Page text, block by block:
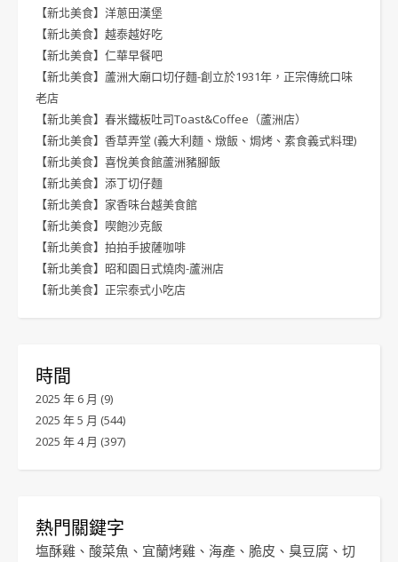
【新北美食】洋蔥田漢堡
【新北美食】越泰越好吃
【新北美食】仁華早餐吧
【新北美食】蘆洲大廟口切仔麵-創立於1931年，正宗傳統口味
老店
【新北美食】春米鐵板吐司Toast&Coffee（蘆洲店）
【新北美食】香草弄堂 (義大利麵、燉飯、焗烤、素食義式料理)
【新北美食】喜悅美食館蘆洲豬腳飯
【新北美食】添丁切仔麵
【新北美食】家香味台越美食館
【新北美食】喫飽沙克飯
【新北美食】拍拍手披薩咖啡
【新北美食】昭和園日式燒肉-蘆洲店
【新北美食】正宗泰式小吃店
時間
2025 年 6 月 (9)
2025 年 5 月 (544)
2025 年 4 月 (397)
熱門關鍵字
塩酥雞 、 酸菜魚 、 宜蘭烤雞 、 海產 、 脆皮 、 臭豆腐 、 切